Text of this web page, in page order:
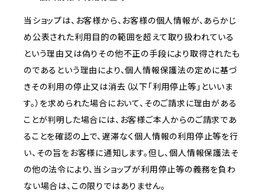
当ショップは、お客様から、お客様の個人情報が、あらかじ
め公表された利用目的の範囲を超えて取り扱われている
という理由又は偽りその他不正の手段により取得されたも
のであるという理由により、個人情報保護法の定めに基づ
きその利用の停止又は消去（以下「利用停止等」といいま
す。）を求められた場合において、そのご請求に理由がある
ことが判明した場合には、お客様ご本人からのご請求であ
ることを確認の上で、遅滞なく個人情報の利用停止等を行
い、その旨をお客様に通知します。但し、個人情報保護法そ
の他の法令により、当ショップが利用停止等の義務を負わ
ない場合は、この限りではありません。